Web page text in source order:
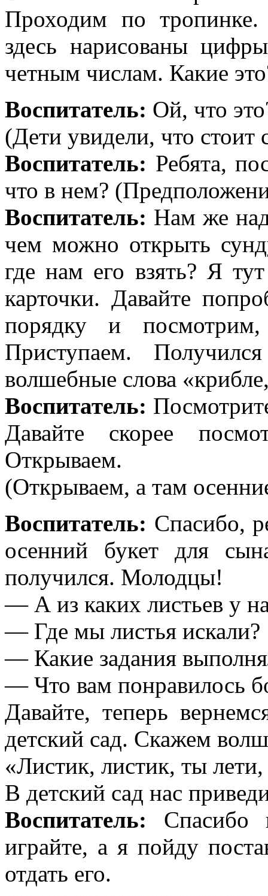
Проходим по тропинке.
здесь нарисованы
четным числам. Какие
Воспитатель: Ой, что
(Дети увидели, что стоит
Воспитатель: Ребята,
что в нем?
Воспитатель: Нам же
чем можно открыть
где нам его взять? Я
карточки. Давайте
порядку и
Приступаем.
волшебные слова
Воспитатель:
Давайте скорее
Открываем.
(Открываем, а там
Воспитатель: Спасибо,
осенний букет для
получился. Молодцы!
— А из каких листьев у
— Где мы листья искали?
— Какие задания
— Что вам понравилось
Давайте, теперь
детский сад. Скажем
«Листик, листик, ты лети,
В детский сад нас
Воспитатель: Спасибо
играйте, а я пойду
отдать его.